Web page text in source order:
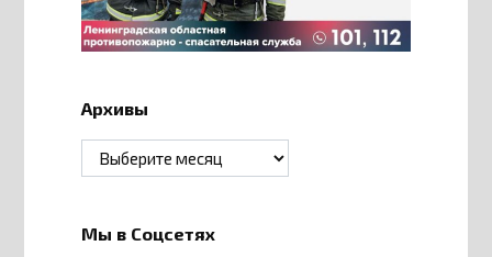
Архивы
Архивы
Мы в Соцсетях